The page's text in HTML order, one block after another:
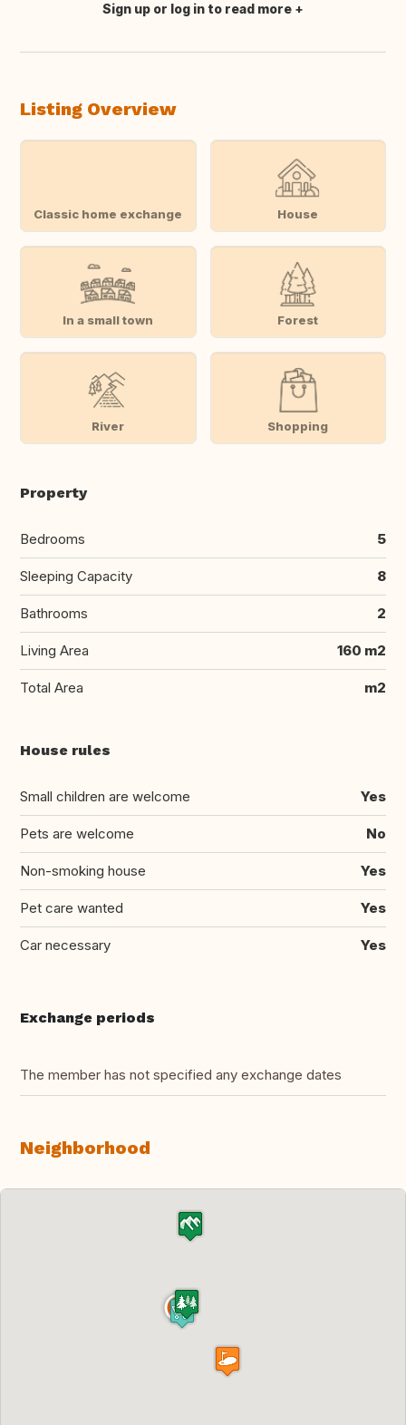
Translate this
Sign up or log in to read more
Listing Overview
Classic home exchange House
In a small town Forest
River Shopping
Property
Bedrooms 5
Sleeping Capacity 8
Bathrooms 2
Living Area 160 m2
Total Area m2
House rules
Small children are welcome Yes
Pets are welcome No
Non-smoking house Yes
Pet care wanted Yes
Car necessary Yes
Exchange periods
The member has not specified any exchange dates
Neighborhood